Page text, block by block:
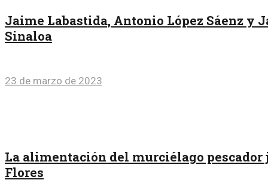
Jaime Labastida, Antonio López Sáenz
Sinaloa
23 de marzo de 2023
La alimentación del murciélago
Flores